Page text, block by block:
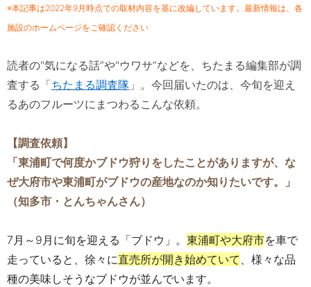
※本記事は2022年9月時点での取材内容を基に改編しています。最新情報は、各
施設のホームページをご確認ください
読者の"気になる話”や"ウワサ”などを、ちたまる編集部が調
査する「ちたまる調査隊 」。 今回届いたのは、今旬を迎え
るあのフルーツにまつわるこんな依頼。
【調査依頼】
「東浦町で何度かブドウ狩りをしたことがありますが、な
ぜ大府市や東浦町がブドウの産地なのか知りたいです。」
（知多市・とんちゃんさん）
7月～9月に旬を迎える「ブドウ」。 東浦町や大府市を車で
走っていると、徐々に直売所が開き始めていて 、様々な品
種の美味しそうなブドウが並んでいます。